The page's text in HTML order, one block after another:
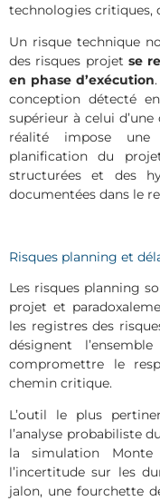
technologies critiques,
Un risque technique
des risques projet se
en phase d’exécution
conception détecté
supérieur à celui
réalité impose une
planification du
structurées et des
documentées dans le
Risques planning et
Les risques planning
projet et
les registres des
désignent
compromettre le
chemin critique.
L’outil le plus
l’analyse probabiliste
la simulation
l’incertitude sur les
jalon, une fourchette